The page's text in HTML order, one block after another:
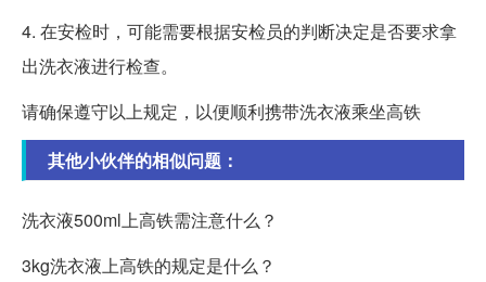
4. 在安检时，可能需要根据安检员的判断决定是否要求拿
出洗衣液进行检查。
请确保遵守以上规定，以便顺利携带洗衣液乘坐高铁
其他小伙伴的相似问题：
洗衣液500ml上高铁需注意什么？
3kg洗衣液上高铁的规定是什么？